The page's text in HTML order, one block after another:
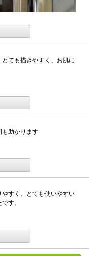
ても描きやすく、お肌に
も助かります
すく、とても使いやすい
す。